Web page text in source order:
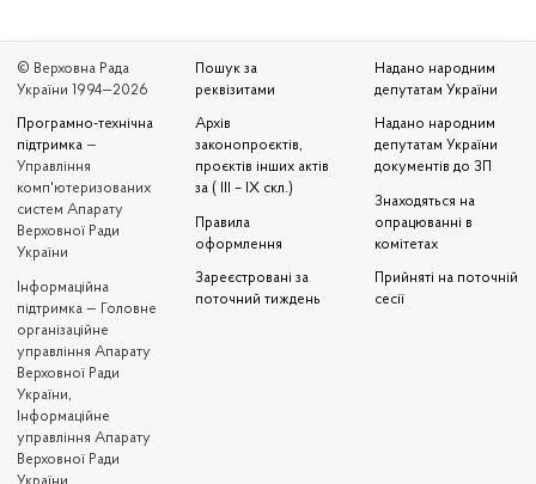
© Верховна Рада
України 1994—2026
Програмно-технічна
підтримка —
Управління
комп'ютеризованих
систем Апарату
Верховної Ради
України
Iнформаційна
підтримка — Головне
організаційне
управління Апарату
Верховної Ради
України,
Інформаційне
управління Апарату
Верховної Ради
України
Пошук за
реквізитами
Архів
законопроєктів,
проєктів інших актів
за ( III – IX скл.)
Правила
оформлення
Зареєстровані за
поточний тиждень
Надано народним
депутатам України
Надано народним
депутатам України
документів до ЗП
Знаходяться на
опрацюванні в
комітетах
Прийняті на поточній
сесії